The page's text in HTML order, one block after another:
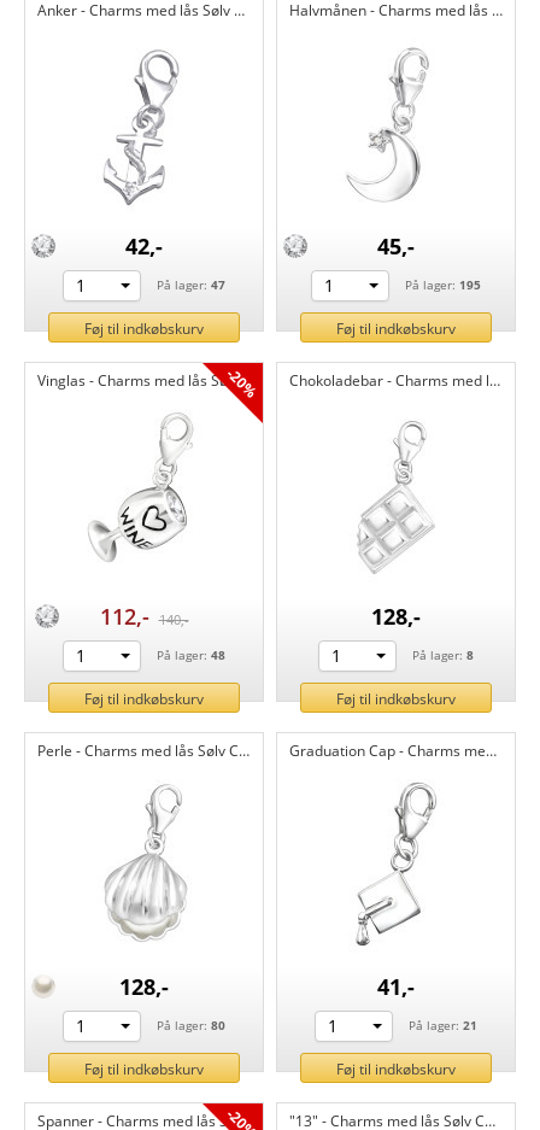
Anker - Charms med lås Sølv CH11695
42,-
1 På lager: 47
Føj til indkøbskurv
Halvmånen - Charms med lås Sølv CH11694
45,-
1 På lager: 195
Føj til indkøbskurv
-20%
Vinglas - Charms med lås Sølv CH11372
112,- 140,-
1 På lager: 48
Føj til indkøbskurv
Chokoladebar - Charms med lås Sølv CH11371
128,-
1 På lager: 8
Føj til indkøbskurv
Perle - Charms med lås Sølv CH7315
128,-
1 På lager: 80
Føj til indkøbskurv
Graduation Cap - Charms med lås Sølv CH6781
41,-
1 På lager: 21
Føj til indkøbskurv
Spanner - Charms med lås Sølv CH5690 "13" - Charms med lås Sølv CH3340